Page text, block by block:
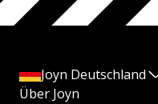
Joyn Deutschland
Über Joyn